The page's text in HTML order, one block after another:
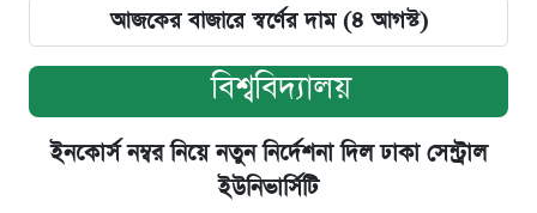
আজকের বাজারে স্বর্ণের দাম (৪ আগস্ট)
বিশ্ববিদ্যালয়
ইনকোর্স নম্বর নিয়ে নতুন নির্দেশনা দিল ঢাকা সেন্ট্রাল
ইউনিভার্সিটি